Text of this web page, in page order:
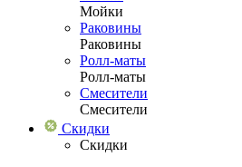
Мойки
Раковины
Раковины
Ролл-маты
Ролл-маты
Смесители
Смесители
Скидки
Скидки